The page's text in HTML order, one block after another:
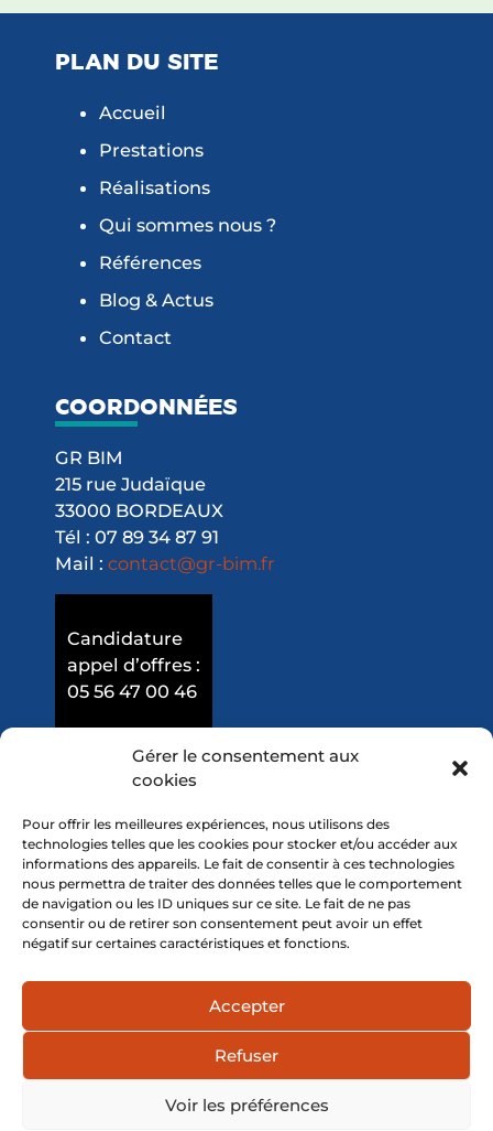
Gérer le consentement aux
cookies
Pour offrir les meilleures expériences, nous utilisons des
technologies telles que les cookies pour stocker et/ou accéder aux
informations des appareils. Le fait de consentir à ces technologies
nous permettra de traiter des données telles que le comportement
de navigation ou les ID uniques sur ce site. Le fait de ne pas
consentir ou de retirer son consentement peut avoir un effet
négatif sur certaines caractéristiques et fonctions.
Accepter
Refuser
Voir les préférences
PLAN DU SITE
Accueil
Prestations
Réalisations
Qui sommes nous ?
Références
Blog & Actus
Contact
Mentions légales
Politique de confidentialité
© 2026 - Tous droits réservés GR BIM
Agence KVI- Graphisme et web design
COORDONNÉES
GR BIM
215 rue Judaïque
33000 BORDEAUX
Tél : 07 89 34 87 91
Mail : contact@gr-bim.fr
Candidature
appel d’offres :
05 56 47 00 46